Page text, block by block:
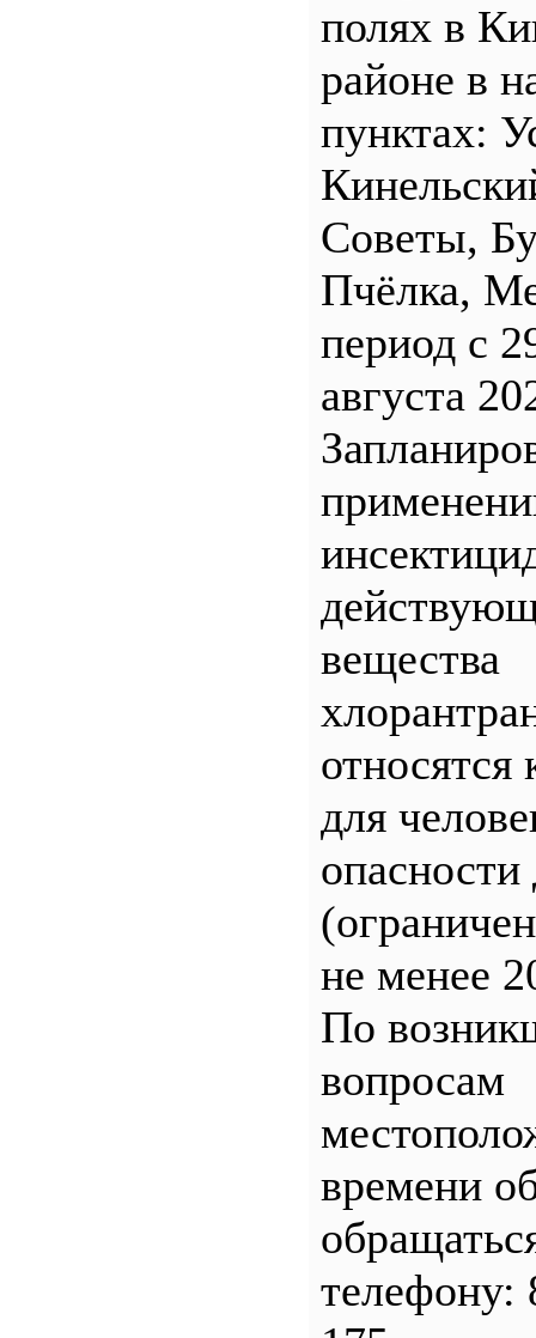
полях в
районе в
пунктах:
Советы,
Пчёлка,
период с
августа
вещества
относятся
для
опасности
не менее
По
вопросам
времени
телефону: